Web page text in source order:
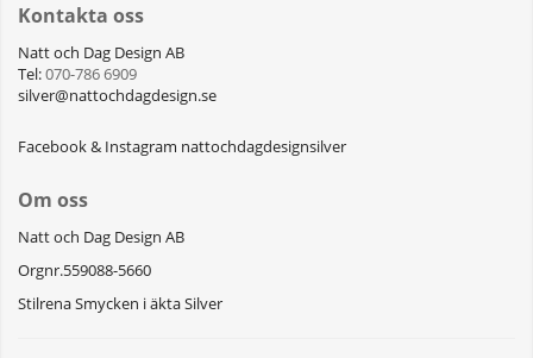
Kontakta oss
Natt och Dag Design AB
Tel:070-786 6909
silver@nattochdagdesign.se
Facebook & Instagram nattochdagdesignsilver
Om oss
Natt och Dag Design AB
Orgnr.559088-5660
Stilrena Smycken i äkta Silver